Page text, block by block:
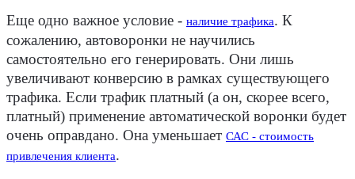
Еще одно важное условие - наличие трафика. К
сожалению, автоворонки не научились
самостоятельно его генерировать. Они лишь
увеличивают конверсию в рамках существующего
трафика. Если трафик платный (а он, скорее всего,
платный) применение автоматической воронки будет
очень оправдано. Она уменьшает САС - стоимость
привлечения клиента.